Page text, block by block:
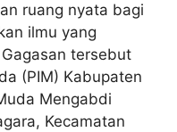
ruang nyata bagi
ilmu yang
tersebut
(PIM) Kabupaten
Mengabdi
Kecamatan